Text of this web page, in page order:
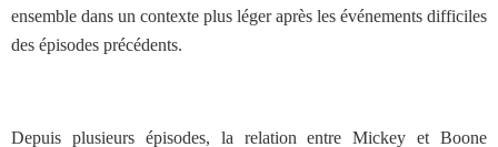
ensemble dans un contexte plus léger après les événements difficiles
des épisodes précédents.
Depuis plusieurs épisodes, la relation entre Mickey et Boone